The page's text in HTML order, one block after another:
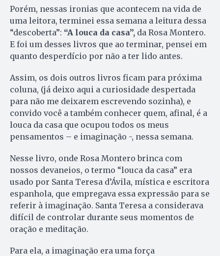
Porém, nessas ironias que acontecem na vida de
uma leitora, terminei essa semana a leitura dessa
“descoberta”: “A louca da casa”, da Rosa Montero.
E foi um desses livros que ao terminar, pensei em
quanto desperdício por não a ter lido antes.
Assim, os dois outros livros ficam para próxima
coluna, (já deixo aqui a curiosidade despertada
para não me deixarem escrevendo sozinha), e
convido você a também conhecer quem, afinal, é a
louca da casa que ocupou todos os meus
pensamentos – e imaginação -, nessa semana.
Nesse livro, onde Rosa Montero brinca com
nossos devaneios, o termo “louca da casa” era
usado por Santa Teresa d’Ávila, mística e escritora
espanhola, que empregava essa expressão para se
referir à imaginação. Santa Teresa a considerava
difícil de controlar durante seus momentos de
oração e meditação.
Para ela, a imaginação era uma força